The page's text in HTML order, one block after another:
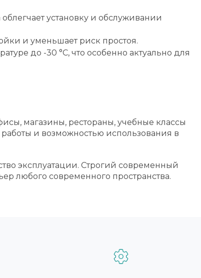
установку и обслуживании
и уменьшает риск простоя.
до -30 °C, что особенно актуально для
магазины, рестораны, учебные классы
и возможностью использования в
эксплуатации. Строгий современный
любого современного пространства.